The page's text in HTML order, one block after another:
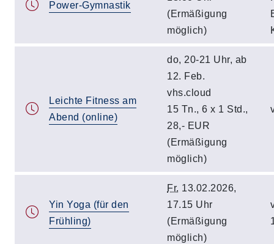
Power-Gymnastik
(Ermäßigung
möglich)
Leichte Fitness am
Abend (online)
do, 20-21 Uhr, ab
12. Feb.
vhs.cloud
15 Tn., 6 x 1 Std.,
28,- EUR
(Ermäßigung
möglich)
Yin Yoga (für den
Frühling)
Fr. 13.02.2026,
17.15 Uhr
(Ermäßigung
möglich)